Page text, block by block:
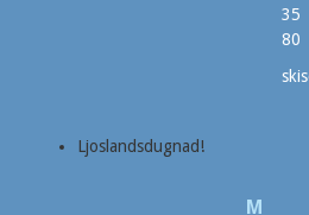
Ljoslandsdugnad!
35
80
M